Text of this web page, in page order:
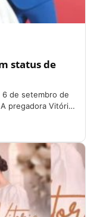
status de
6 de setembro de
pregadora Vitória